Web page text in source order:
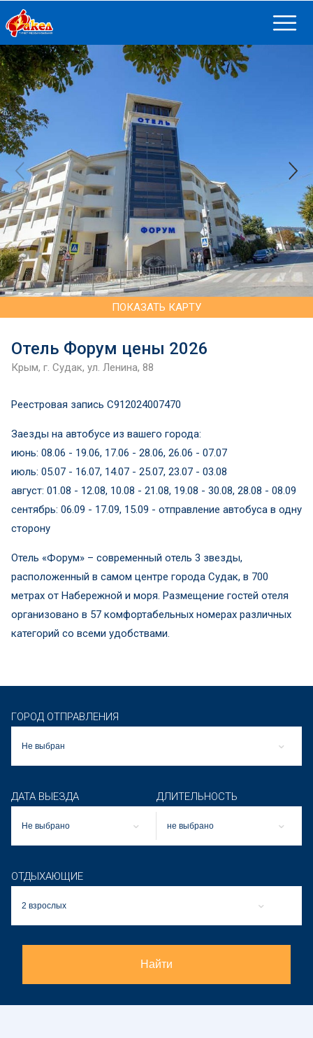
ПОКАЗАТЬ КАРТУ
Отель Форум цены 2026
Крым, г. Судак, ул. Ленина, 88
Реестровая запись С912024007470
Заезды на автобусе из вашего города:
июнь: 08.06 - 19.06, 17.06 - 28.06, 26.06 - 07.07
июль: 05.07 - 16.07, 14.07 - 25.07, 23.07 - 03.08
август: 01.08 - 12.08, 10.08 - 21.08, 19.08 - 30.08, 28.08 - 08.09
сентябрь: 06.09 - 17.09, 15.09 - отправление автобуса в одну
сторону
Отель «Форум» – современный отель 3 звезды,
расположенный в самом центре города Судак, в 700
метрах от Набережной и моря. Размещение гостей отеля
организовано в 57 комфортабельных номерах различных
категорий со всеми удобствами.
ГОРОД ОТПРАВЛЕНИЯ
Не выбран
ДАТА ВЫЕЗДА
Не выбрано
ДЛИТЕЛЬНОСТЬ
не выбрано
ОТДЫХАЮЩИЕ
2 взрослых
Найти